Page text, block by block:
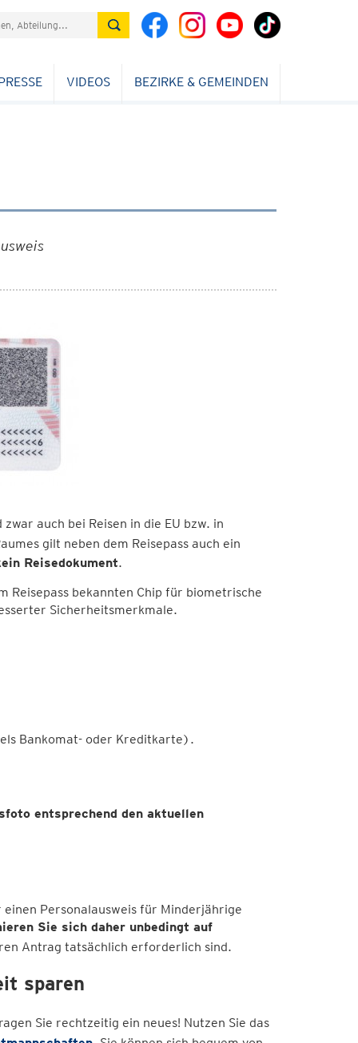
VIDEOS BEZIRKE & GEMEINDEN
zwar auch bei Reisen in die EU bzw. in
gilt neben dem Reisepass auch ein
Reisedokument.
Reisepass bekannten Chip für biometrische
Sicherheitsmerkmale.
Bankomat- oder Kreditkarte).
entsprechend den aktuellen
Personalausweis für Minderjährige
Sie sich daher unbedingt auf
Antrag tatsächlich erforderlich sind.
sparen
Sie rechtzeitig ein neues! Nutzen Sie das